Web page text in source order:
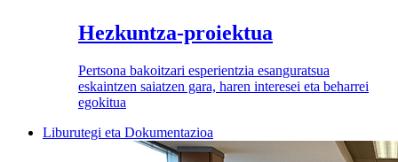
Hezkuntza-proiektua
Pertsona bakoitzari esperientzia esanguratsua
eskaintzen saiatzen gara, haren interesei eta beharrei
egokitua
Liburutegi eta Dokumentazioa